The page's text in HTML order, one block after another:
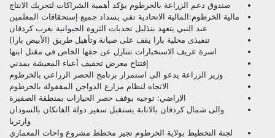
صندوق دعم الزراعة بالخرطوم يؤكد أهمية الشراكات لتحريك الانتاج
مالية الخرطوم:المالية الاتحادية تفي بسداد جميع إستحقاقات المعلمين
عبد النبي يتعهد بتذليل تحديات الثروة الحيوانية بغرب كردفان
تنفيذى محلية بارا يقف على صيانة وتأهيل طريق (الأبيض بارا)
اسرة عريف الاستخبارات تتنازل عن حقها الخاص في مقتل ابنها
إفتتاح معرض تخفيف أعباء المعيشة بمدني
وزير الزراعة يدعو الى استمرار برنامج الحصر الزراعي بالخرطوم
الاتجاه لنظام مزارع الدواجن المقفولة بالخرطوم
الاراضي: توجيه بوقف حصر الحيازات بمنطقة الصفيرة
والى شمال كردفان بالانابة يستقبل سفير دولة الفاتكان بالسودان
وارتريا
لجنة التخطيط بولاية الخرطوم تجيز مخطط مشروع واحات المعماري